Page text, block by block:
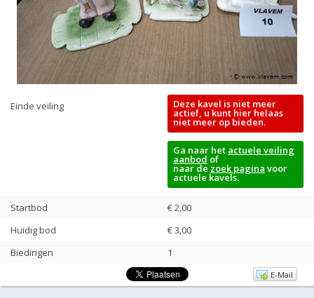
Einde veiling Deze kavel is niet meer
actief, u kunt hier helaas
niet meer op bieden.
Ga naar het actuele veiling
aanbod of
naar de zoek pagina voor
actuele kavels.
Startbod
€ 2,00
Huidig bod
€3,00
Biedingen
1
E-Mail